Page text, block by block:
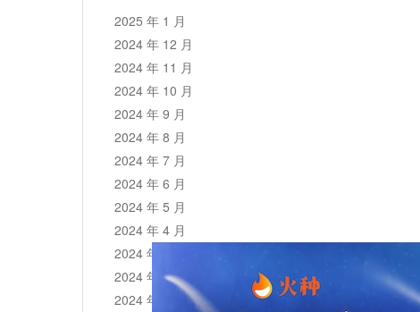
2025 年 1 月
2024 年 12 月
2024 年 11 月
2024 年 10 月
2024 年 9 月
2024 年 8 月
2024 年 7 月
2024 年 6 月
2024 年 5 月
2024 年 4 月
2024 年 3 月
2024 年 2 月
2024 年 1 月